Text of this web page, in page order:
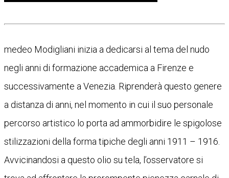
medeo Modigliani inizia a dedicarsi al tema del nudo
negli anni di formazione accademica a Firenze e
successivamente a Venezia. Riprenderà questo genere
a distanza di anni, nel momento in cui il suo personale
percorso artistico lo porta ad ammorbidire le spigolose
stilizzazioni della forma tipiche degli anni 1911 – 1916.
Avvicinandosi a questo olio su tela, l’osservatore si